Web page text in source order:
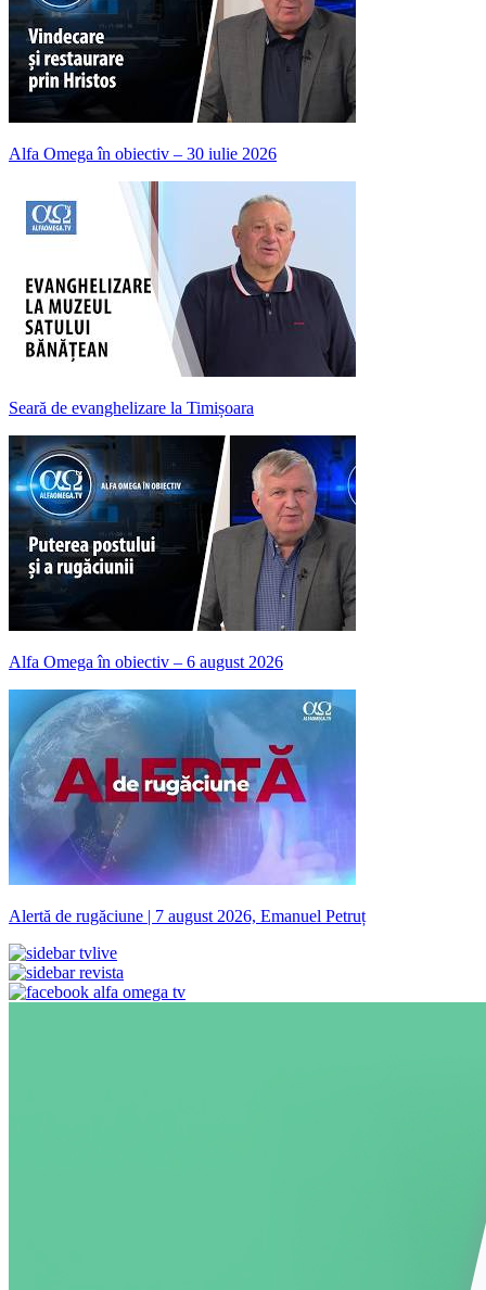
Alfa Omega în obiectiv – 30 iulie 2026
Seară de evanghelizare la Timișoara
Alfa Omega în obiectiv – 6 august 2026
Alertă de rugăciune | 7 august 2026, Emanuel Petruț